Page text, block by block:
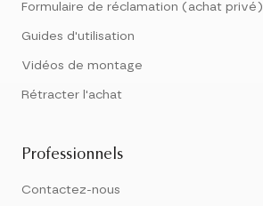
Formulaire de réclamation (achat privé)
Guides d'utilisation
Vidéos de montage
Rétracter l'achat
Professionnels
Contactez-nous